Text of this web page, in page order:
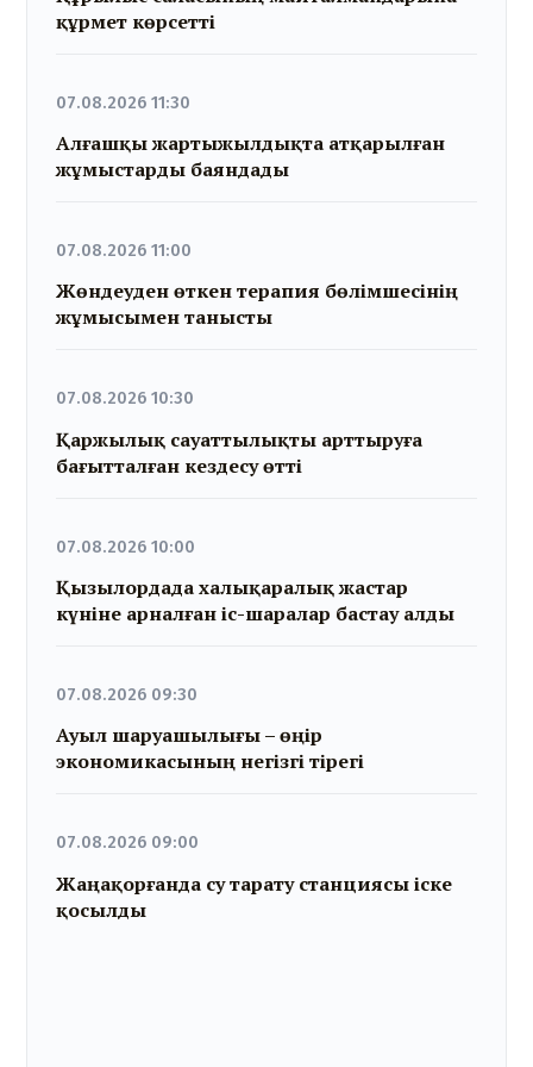
құрмет көрсетті
07.08.2026 11:30
Алғашқы жартыжылдықта атқарылған
жұмыстарды баяндады
07.08.2026 11:00
Жөндеуден өткен терапия бөлімшесінің
жұмысымен танысты
07.08.2026 10:30
Қаржылық сауаттылықты арттыруға
бағытталған кездесу өтті
07.08.2026 10:00
Қызылордада халықаралық жастар
күніне арналған іс-шаралар бастау алды
07.08.2026 09:30
Ауыл шаруашылығы – өңір
экономикасының негізгі тірегі
07.08.2026 09:00
Жаңақорғанда су тарату станциясы іске
қосылды